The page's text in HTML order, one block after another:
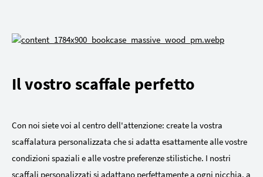
Il vostro scaffale perfetto
Con noi siete voi al centro dell'attenzione: create la vostra
scaffalatura personalizzata che si adatta esattamente alle vostre
condizioni spaziali e alle vostre preferenze stilistiche. I nostri
scaffali personalizzati si adattano perfettamente a ogni nicchia, a